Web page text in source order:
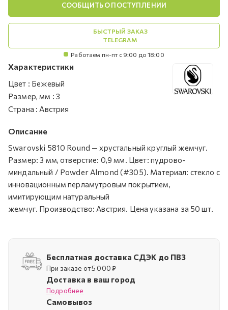
СООБЩИТЬ О ПОСТУПЛЕНИИ
БЫСТРЫЙ ЗАКАЗ
TELEGRAM
Работаем пн-пт с 9:00 до 18:00
Характеристики
Цвет : Бежевый
Размер, мм : 3
Страна : Австрия
Описание
Swarovski 5810 Round — хрустальный круглый жемчуг.
Размер: 3 мм, отверстие: 0,9 мм. Цвет: пудрово-
миндальный / Powder Almond (#305). Материал: стекло с
инновационным перламутровым покрытием,
имитирующим натуральный
жемчуг. Производство: Австрия. Цена указана за 50 шт.
Бесплатная доставка СДЭК до ПВЗ
При заказе от 5 000 ₽
Доставка в ваш город
Подробнее
Самовывоз